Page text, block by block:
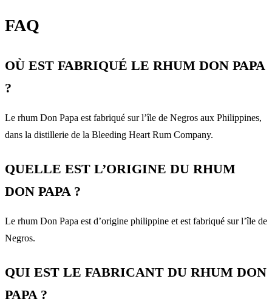
FAQ
OÙ EST FABRIQUÉ LE RHUM DON PAPA
?
Le rhum Don Papa est fabriqué sur l’île de Negros aux Philippines,
dans la distillerie de la Bleeding Heart Rum Company.
QUELLE EST L’ORIGINE DU RHUM
DON PAPA ?
Le rhum Don Papa est d’origine philippine et est fabriqué sur l’île de
Negros.
QUI EST LE FABRICANT DU RHUM DON
PAPA ?